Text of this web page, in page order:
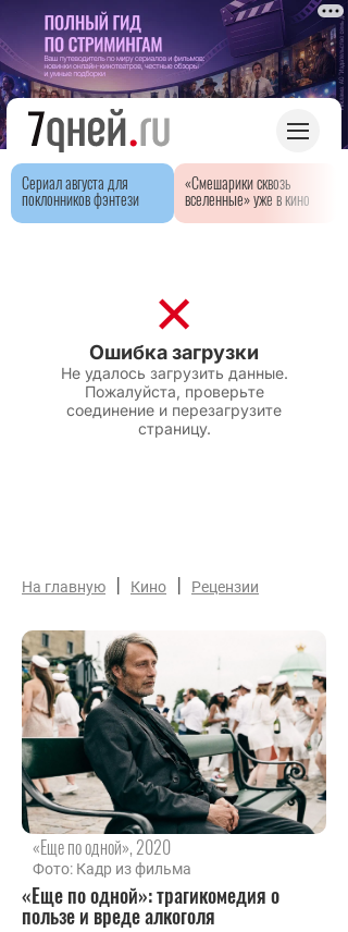
Сериал августа для
поклонников фэнтези
«Смешарики сквозь
вселенные» уже в кино
На главную | Кино | Рецензии
«Еще по одной», 2020
Фото: Кадр из фильма
«Еще по одной»: трагикомедия о
пользе и вреде алкоголя